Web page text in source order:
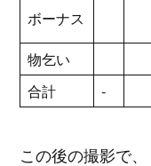
ボーナス
物乞い
合計
-
この後の撮影で、